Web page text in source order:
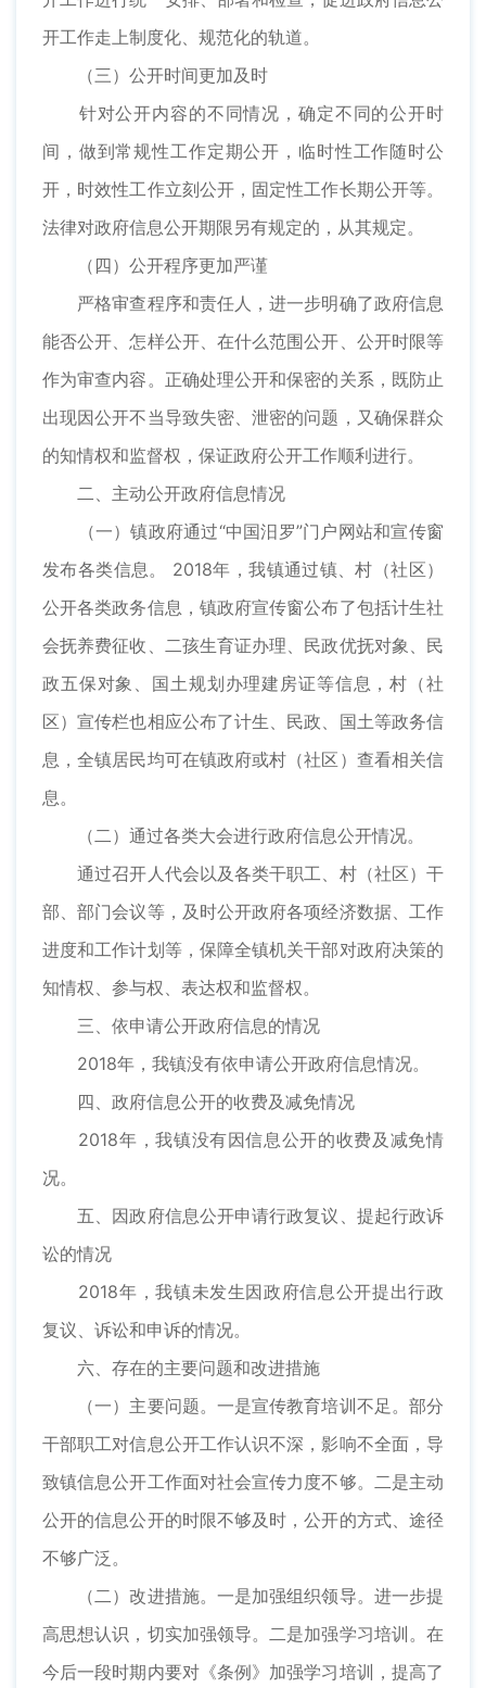
开工作走上制度化、规范化的轨道。
（三）公开时间更加及时
针对公开内容的不同情况，确定不同的公开时
间，做到常规性工作定期公开，临时性工作随时公
开，时效性工作立刻公开，固定性工作长期公开等。
法律对政府信息公开期限另有规定的，从其规定。
（四）公开程序更加严谨
严格审查程序和责任人，进一步明确了政府信息
能否公开、怎样公开、在什么范围公开、公开时限等
作为审查内容。正确处理公开和保密的关系，既防止
出现因公开不当导致失密、泄密的问题，又确保群众
的知情权和监督权，保证政府公开工作顺利进行。
二、主动公开政府信息情况
（一）镇政府通过“中国汨罗”门户网站和宣传窗
发布各类信息。 2018年，我镇通过镇、村（社区）
公开各类政务信息，镇政府宣传窗公布了包括计生社
会抚养费征收、二孩生育证办理、民政优抚对象、民
政五保对象、国土规划办理建房证等信息，村（社
区）宣传栏也相应公布了计生、民政、国土等政务信
息，全镇居民均可在镇政府或村（社区）查看相关信
息。
（二）通过各类大会进行政府信息公开情况。
通过召开人代会以及各类干职工、村（社区）干
部、部门会议等，及时公开政府各项经济数据、工作
进度和工作计划等，保障全镇机关干部对政府决策的
知情权、参与权、表达权和监督权。
三、依申请公开政府信息的情况
2018年，我镇没有依申请公开政府信息情况。
四、政府信息公开的收费及减免情况
2018年，我镇没有因信息公开的收费及减免情
况。
五、因政府信息公开申请行政复议、提起行政诉
讼的情况
2018年，我镇未发生因政府信息公开提出行政
复议、诉讼和申诉的情况。
六、存在的主要问题和改进措施
（一）主要问题。一是宣传教育培训不足。部分
干部职工对信息公开工作认识不深，影响不全面，导
致镇信息公开工作面对社会宣传力度不够。二是主动
公开的信息公开的时限不够及时，公开的方式、途径
不够广泛。
（二）改进措施。一是加强组织领导。进一步提
高思想认识，切实加强领导。二是加强学习培训。在
今后一段时期内要对《条例》加强学习培训，提高了